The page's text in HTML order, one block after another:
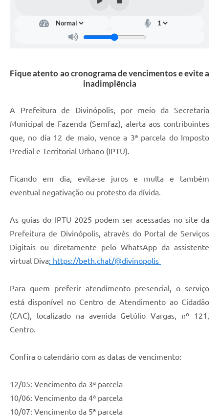
Fique atento ao cronograma de vencimentos e evite a
inadimplência
A Prefeitura de Divinópolis, por meio da Secretaria
Municipal de Fazenda (Semfaz), alerta aos contribuintes
que, no dia 12 de maio, vence a 3ª parcela do Imposto
Predial e Territorial Urbano (IPTU).
Ficando em dia, evita-se juros e multa e também
eventual negativação ou protesto da dívida.
As guias do IPTU 2025 podem ser acessadas no site da
Prefeitura de Divinópolis, através do Portal de Serviços
Digitais ou diretamente pelo WhatsApp da assistente
virtual Diva: https://beth.chat/@divinopolis
Para quem preferir atendimento presencial, o serviço
está disponível no Centro de Atendimento ao Cidadão
(CAC), localizado na avenida Getúlio Vargas, nº 121,
Centro.
Confira o calendário com as datas de vencimento:
12/05: Vencimento da 3ª parcela
10/06: Vencimento da 4ª parcela
10/07: Vencimento da 5ª parcela